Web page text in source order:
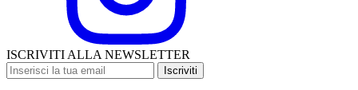
ISCRIVITI ALLA NEWSLETTER
Iscriviti